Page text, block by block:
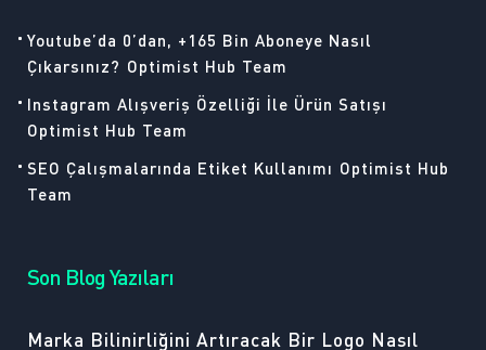
Youtube’da 0’dan, +165 Bin Aboneye Nasıl
Çıkarsınız? Optimist Hub Team
Instagram Alışveriş Özelliği İle Ürün Satışı
Optimist Hub Team
SEO Çalışmalarında Etiket Kullanımı Optimist Hub
Team
Son Blog Yazıları
Marka Bilinirliğini Artıracak Bir Logo Nasıl